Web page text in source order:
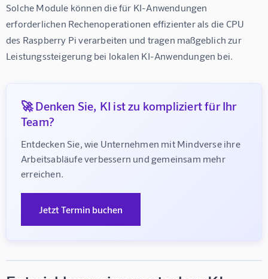
Solche Module können die für KI-Anwendungen
erforderlichen Rechenoperationen effizienter als die CPU
des Raspberry Pi verarbeiten und tragen maßgeblich zur
Leistungssteigerung bei lokalen KI-Anwendungen bei.
🚀 Denken Sie, KI ist zu kompliziert für Ihr
Team?
Entdecken Sie, wie Unternehmen mit Mindverse ihre
Arbeitsabläufe verbessern und gemeinsam mehr
erreichen.
Jetzt Termin buchen